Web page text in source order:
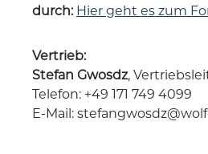
durch: Hier geht es zum
Vertrieb:
Stefan Gwosdz,
Telefon: +49 171 749 4099
E-Mail: